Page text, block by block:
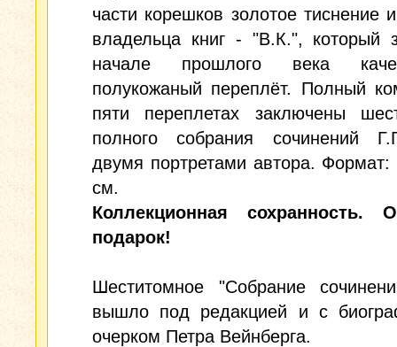
части корешков золотое тиснение
владельца книг - "В.К.", который
начале прошлого века
полукожаный переплёт. Полный
пяти переплетах заключены
полного собрания сочинений
двумя портретами автора. Формат:
см.
Коллекционная сохранность.
подарок!
Шеститомное "Собрание
вышло под редакцией и с
очерком Петра Вейнберга.